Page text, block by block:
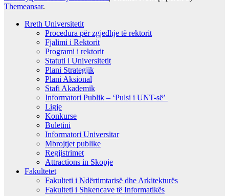
Themeansar.
Rreth Universitetit
Procedura për zgjedhje të rektorit
Fjalimi i Rektorit
Programi i rektorit
Statuti i Universitetit
Plani Strategjik
Plani Aksional
Stafi Akademik
Informatori Publik – ‘Pulsi i UNT-së’
Ligje
Konkurse
Buletini
Informatori Universitar
Mbrojtjet publike
Regjistrimet
Attractions in Skopje
Fakultetet
Fakulteti i Ndërtimtarisë dhe Arkitekturës
Fakulteti i Shkencave të Informatikës